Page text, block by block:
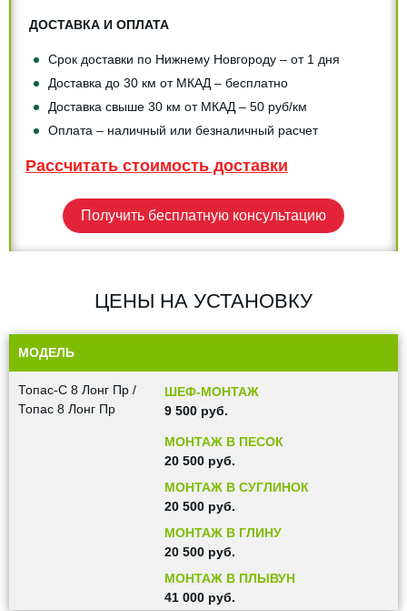
ДОСТАВКА И ОПЛАТА
Срок доставки по Нижнему Новгороду – от 1 дня
Доставка до 30 км от МКАД – бесплатно
Доставка свыше 30 км от МКАД – 50 руб/км
Оплата – наличный или безналичный расчет
Рассчитать стоимость доставки
Получить бесплатную консультацию
ЦЕНЫ НА УСТАНОВКУ
МОДЕЛЬ
Топас-С 8 Лонг Пр /
Топас 8 Лонг Пр
ШЕФ-МОНТАЖ
9 500 руб.
МОНТАЖ В ПЕСОК
20 500 руб.
МОНТАЖ В СУГЛИНОК
20 500 руб.
МОНТАЖ В ГЛИНУ
20 500 руб.
МОНТАЖ В ПЛЫВУН
41 000 руб.